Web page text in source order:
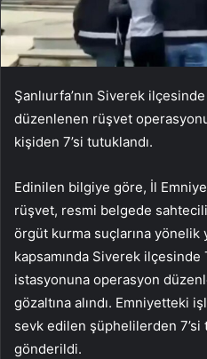
Şanlıurfa’nın Siverek
düzenlenen rüşvet
kişiden 7’si tutuklandı.
Edinilen bilgiye göre, İl
rüşvet, resmi belgede
örgüt kurma suçlarına yönelik
kapsamında Siverek ilçesinde
istasyonuna operasyon
gözaltına alındı. Emniyetteki
sevk edilen şüphelilerden
gönderildi.